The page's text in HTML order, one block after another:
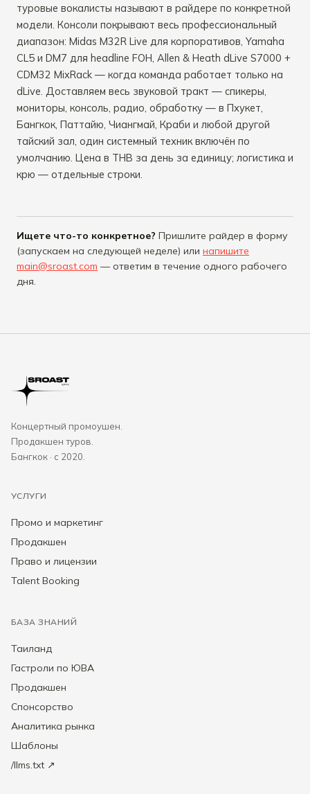
туровые вокалисты называют в райдере по конкретной
модели. Консоли покрывают весь профессиональный
диапазон: Midas M32R Live для корпоративов, Yamaha
CL5 и DM7 для headline FOH, Allen & Heath dLive S7000 +
CDM32 MixRack — когда команда работает только на
dLive. Доставляем весь звуковой тракт — спикеры,
мониторы, консоль, радио, обработку — в Пхукет,
Бангкок, Паттайю, Чиангмай, Краби и любой другой
тайский зал, один системный техник включён по
умолчанию. Цена в THB за день за единицу; логистика и
крю — отдельные строки.
Ищете что-то конкретное? Пришлите райдер в форму
(запускаем на следующей неделе) или напишите
main@sroast.com — ответим в течение одного рабочего
дня.
Концертный промоушен.
Продакшен туров.
Бангкок · с 2020.
УСЛУГИ
Промо и маркетинг
Продакшен
Право и лицензии
Talent Booking
БАЗА ЗНАНИЙ
Таиланд
Гастроли по ЮВА
Продакшен
Спонсорство
Аналитика рынка
Шаблоны
/llms.txt ↗